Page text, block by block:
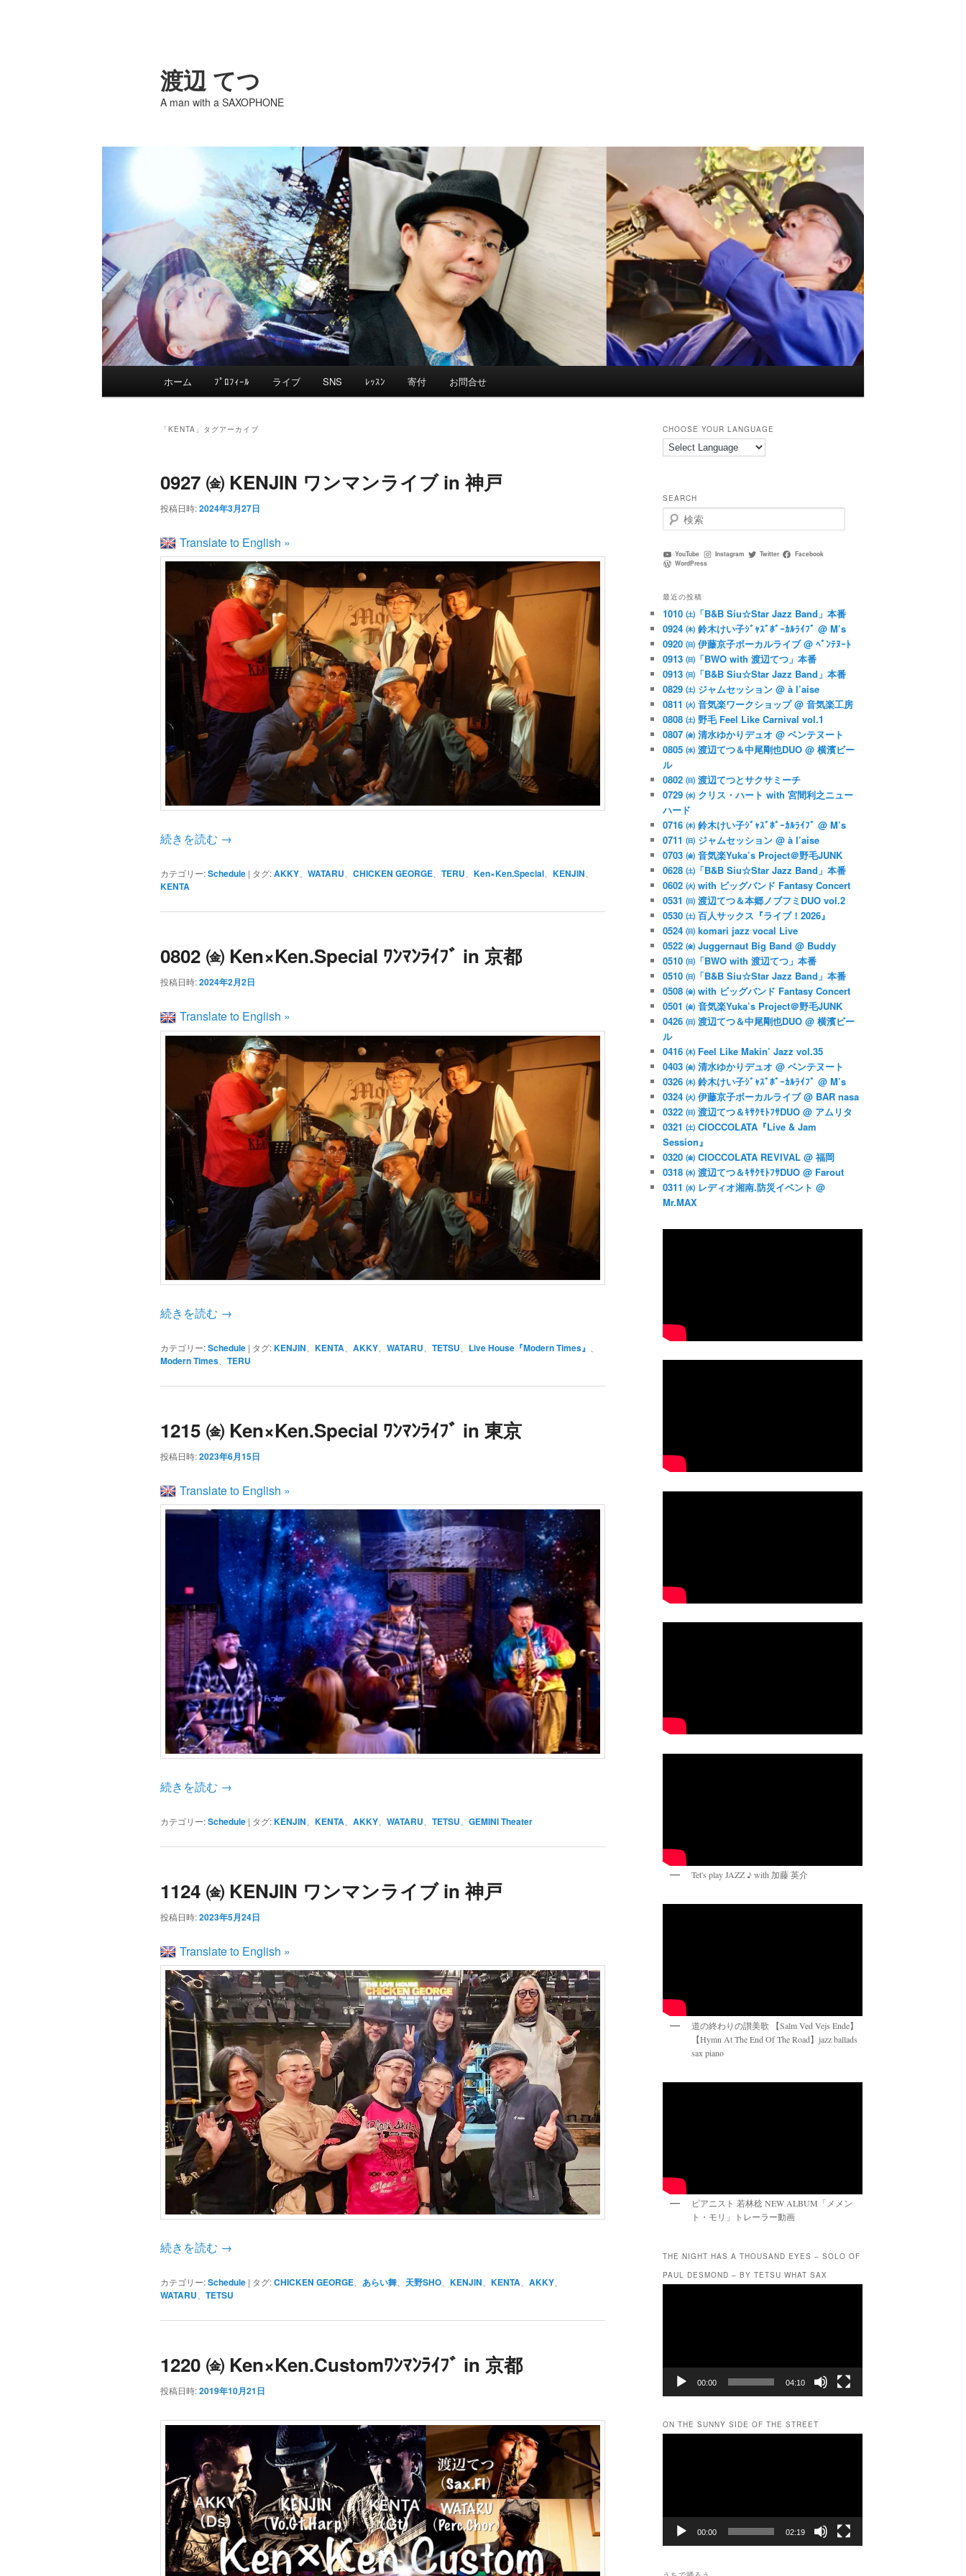
渡辺 てつ
A man with a SAXOPHONE
イ
メ
イ
ン
テ
ツ
へ
移
動
サ
ブ
テ
ン
へ
移
動
ホーム ﾌﾟﾛﾌｨｰﾙ ライブ SNS ﾚｯｽﾝ 寄付 お問合せ
「KENTA 」タグアーカイブ
0927 ㈮ KENJIN ワンマンライブ in 神戸
投稿日時:2024年3月27日
Translate to English »
続きを読む →
カテゴリー: Schedule | タグ: AKKY、 WATARU、 CHICKEN GEORGE、 TERU、 Ken×Ken.Special、 KENJIN、
KENTA
0802 ㈮ Ken×Ken.Special ﾜﾝﾏﾝﾗｲﾌﾞ in 京都
投稿日時:2024年2月2日
Translate to English »
続きを読む →
カテゴリー: Schedule | タグ: KENJIN KENTA AKKY、 WATARU TETSU Live House『Modern Times』
Modern Times、 TERU
1215 ㈮ Ken×Ken.Special ﾜﾝﾏﾝﾗｲﾌﾞ in 東京
投稿日時:2023年6月15日
Translate to English »
続きを読む →
カテゴリー: Schedule | タグ: KENJIN KENTA AKKY、 WATARU TETSU GEMINI Theater
1124 ㈮ KENJIN ワンマンライブ in 神戸
投稿日時:2023年5月24日
Translate to English »
続きを読む →
カテゴリー: Schedule | タグ: CHICKEN GEORGE、 あらい舞、 天野SHO、 KENJIN KENTA AKKY、
WATARU TETSU
1220 ㈮ Ken×Ken.Customﾜﾝﾏﾝﾗｲﾌﾞ in 京都
投稿日時:2019年10月21日
CHOOSE YOUR LANGUAGE
SEARCH
検
索
YouTube Instagram Twitter
Facebook
WordPress
最近の投稿
1010 ㈯「B&B Siu☆Star Jazz Band」本番
0924 ㈭ 鈴木けい子ｼﾞｬｽﾞﾎﾞｰｶﾙﾗｲﾌﾞ @ M’s
0920 ㈰ 伊藤京子ボーカルライブ @ ﾍﾞﾝﾃﾇｰﾄ
0913 ㈰「BWO with 渡辺てつ」本番
0913 ㈰「B&B Siu☆Star Jazz Band」本番
0829 ㈯ ジャムセッション @ à l’aise
0811 ㈫ 音気楽ワークショップ @ 音気楽工房
0808 ㈯ 野毛 Feel Like Carnival vol.1
0807 ㈮ 清水ゆかりデュオ @ ベンテヌート
0805 ㈬ 渡辺てつ＆中尾剛也DUO @ 横濱ビー
ル
0802 ㈰ 渡辺てつとサクサミーチ
0729 ㈬ クリス・ハート with 宮間利之ニュー
ハード
0716 ㈭ 鈴木けい子ｼﾞｬｽﾞﾎﾞｰｶﾙﾗｲﾌﾞ @ M’s
0711 ㈰ ジャムセッション @ à l’aise
0703 ㈮ 音気楽Yuka’s Project＠野毛JUNK
0628 ㈯「B&B Siu☆Star Jazz Band」本番
0602 ㈫ with ビッグバンド Fantasy Concert
0531 ㈰ 渡辺てつ＆本郷ノブフミDUO vol.2
0530 ㈯ 百人サックス『ライブ！2026』
0524 ㈰ komari jazz vocal Live
0522 ㈮ Juggernaut Big Band @ Buddy
0510 ㈰「BWO with 渡辺てつ」本番
0510 ㈰「B&B Siu☆Star Jazz Band」本番
0508 ㈮ with ビッグバンド Fantasy Concert
0501 ㈮ 音気楽Yuka’s Project＠野毛JUNK
0426 ㈰ 渡辺てつ＆中尾剛也DUO @ 横濱ビー
ル
0416 ㈭ Feel Like Makin’ Jazz vol.35
0403 ㈮ 清水ゆかりデュオ @ ベンテヌート
0326 ㈭ 鈴木けい子ｼﾞｬｽﾞﾎﾞｰｶﾙﾗｲﾌﾞ @ M’s
0324 ㈫ 伊藤京子ボーカルライブ @ BAR nasa
0322 ㈰ 渡辺てつ＆ｷｻｸﾓﾄﾌｻDUO @ アムリタ
0321 ㈯ CIOCCOLATA『Live & Jam
Session』
0320 ㈮ CIOCCOLATA REVIVAL @ 福岡
0318 ㈬ 渡辺てつ＆ｷｻｸﾓﾄﾌｻDUO @ Farout
0311 ㈬ レディオ湘南.防災イベント @
Mr.MAX
Tet's play JAZZ ♪ with 加藤 英介
道の終わりの讃美歌 【Salm Ved Vejs Ende】
【Hymn At The End Of The Road】jazz ballads
sax piano
ピアニスト 若林稔 NEW ALBUM「メメン
ト・モリ」トレーラー動画
THE NIGHT HAS A THOUSAND EYES – SOLO OF
PAUL DESMOND – BY TETSU WHAT SAX
00:00 04:10
ON THE SUNNY SIDE OF THE STREET
00:00 02:19